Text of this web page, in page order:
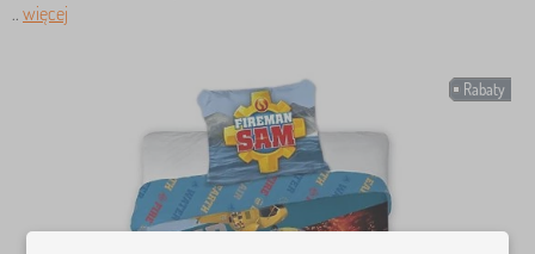
.. więcej
Rabaty